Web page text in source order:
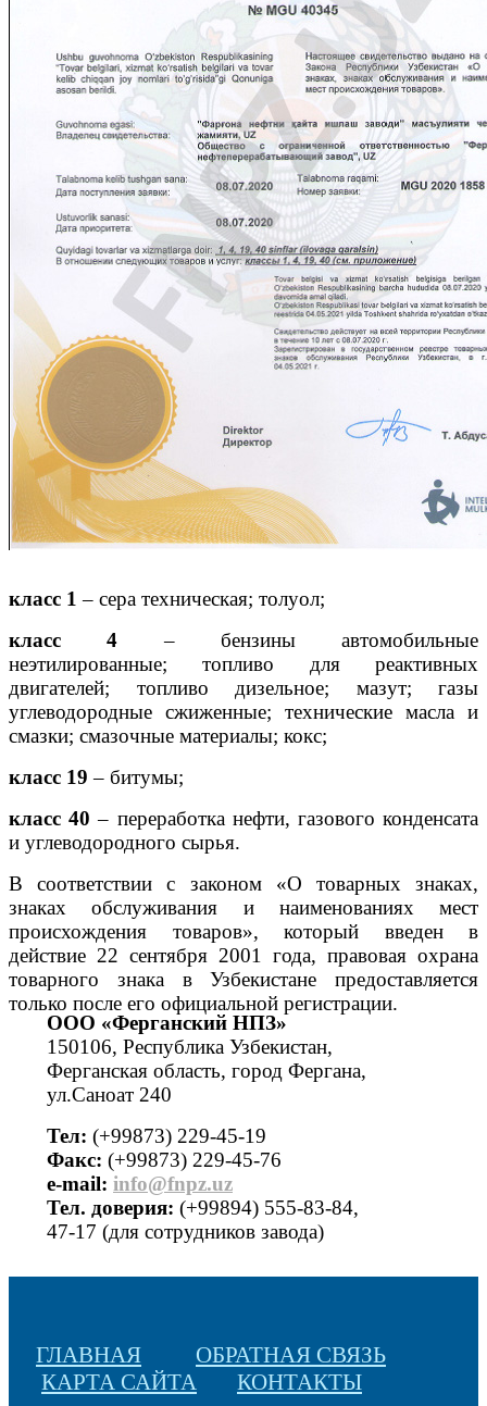
класс 1 – сера техническая; толуол;
класс 4 – бензины автомобильные
неэтилированные; топливо для реактивных
двигателей; топливо дизельное; мазут; газы
углеводородные сжиженные; технические масла и
смазки; смазочные материалы; кокс;
класс 19 – битумы;
класс 40 – переработка нефти, газового конденсата
и углеводородного сырья.
В соответствии с законом «О товарных знаках,
знаках обслуживания и наименованиях мест
происхождения товаров», который введен в
действие 22 сентября 2001 года, правовая охрана
товарного знака в Узбекистане предоставляется
только после его официальной регистрации.
ООО «Ферганский НПЗ»
150106, Республика Узбекистан,
Ферганская область, город Фергана,
ул.Саноат 240
Тел: (+99873) 229-45-19
Факс: (+99873) 229-45-76
е-mail: info@fnpz.uz
Тел. доверия: (+99894) 555-83-84,
47-17 (для сотрудников завода)
ГЛАВНАЯ
ОБРАТНАЯ СВЯЗЬ
КАРТА САЙТА
КОНТАКТЫ